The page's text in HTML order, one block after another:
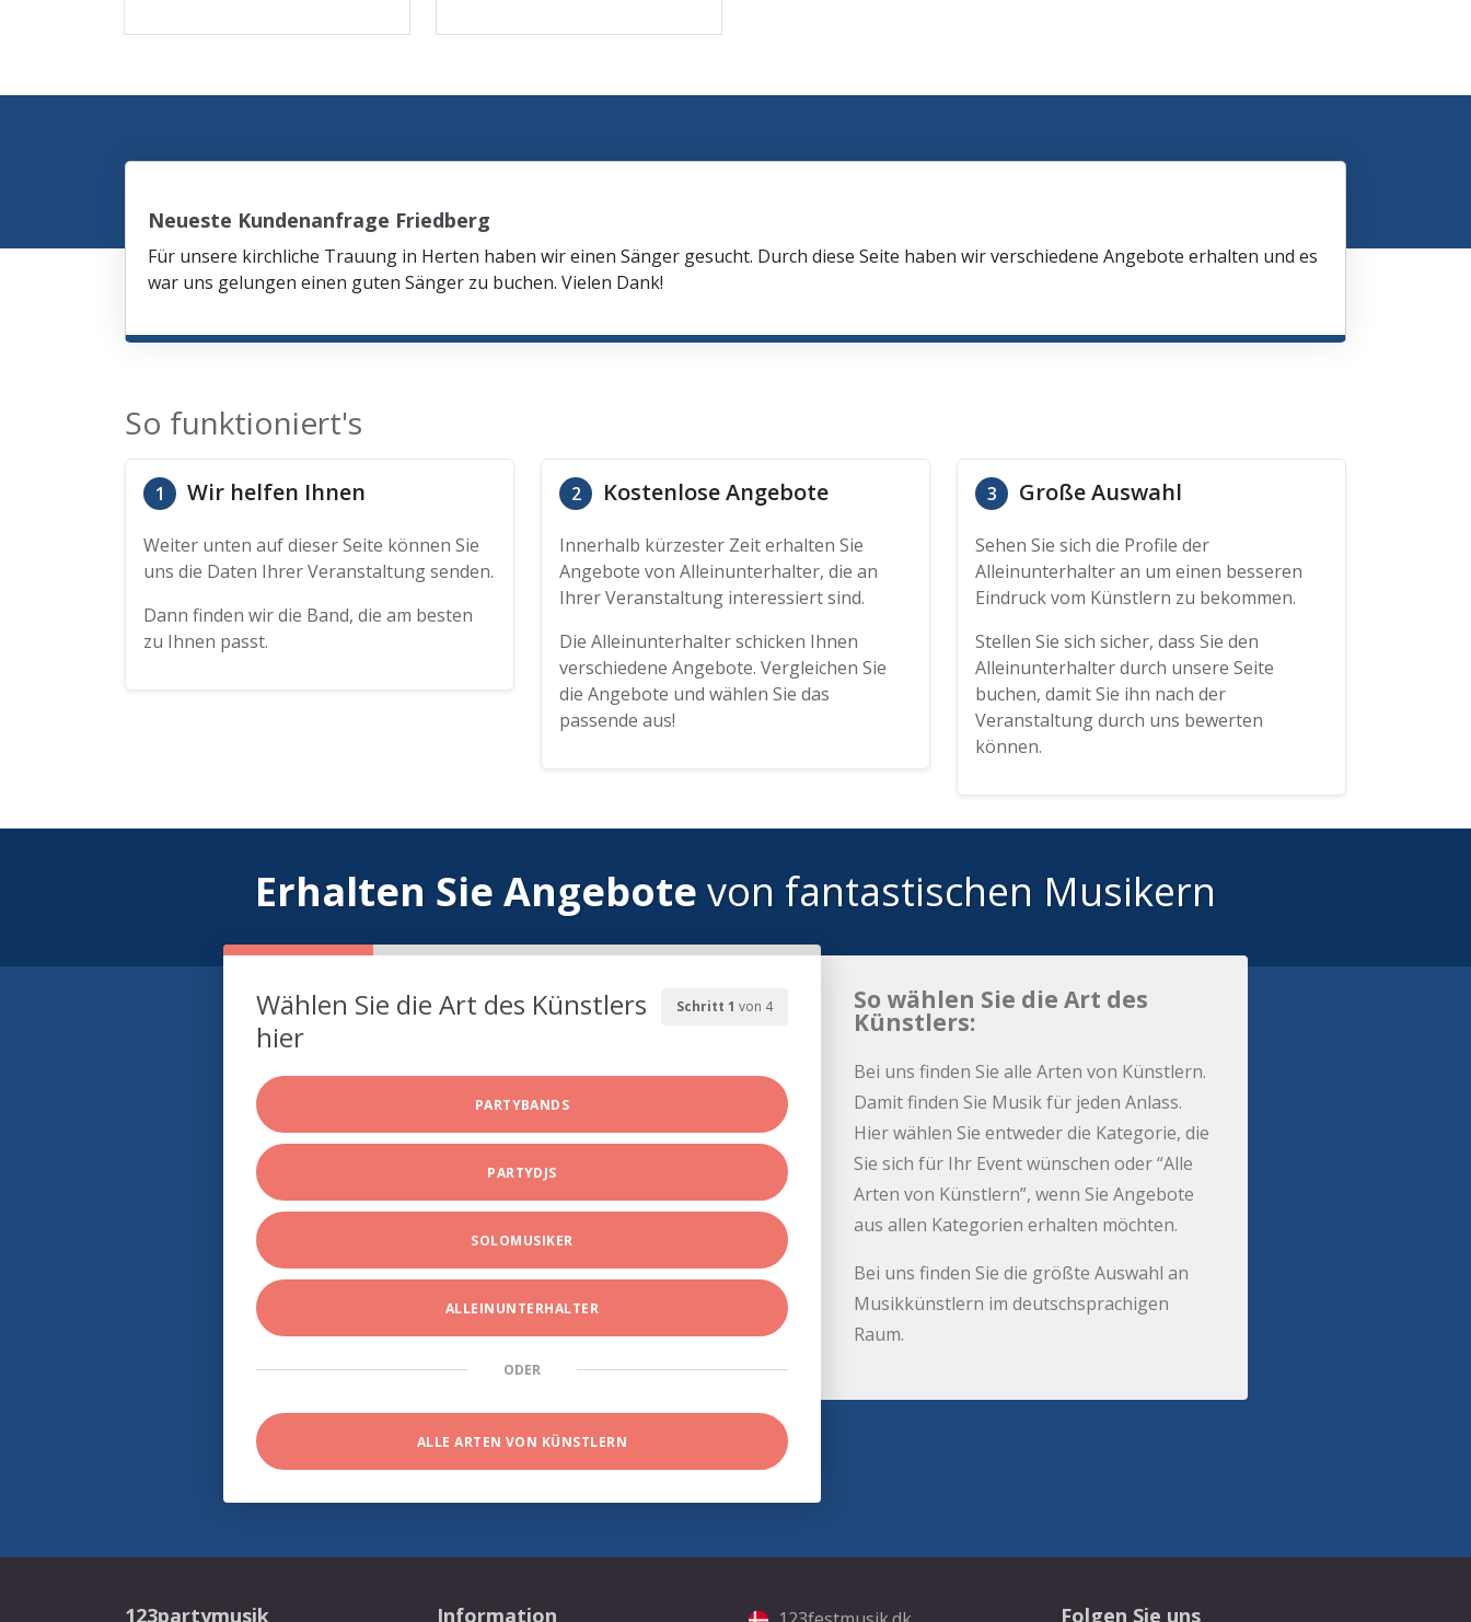
Neueste Kundenanfrage Friedberg
Für unsere kirchliche Trauung in Herten haben wir einen Sänger gesucht. Durch diese Seite haben wir verschiedene Angebote erhalten und es
war uns gelungen einen guten Sänger zu buchen. Vielen Dank!
So funktioniert's
1 Wir helfen Ihnen
Weiter unten auf dieser Seite können Sie
uns die Daten Ihrer Veranstaltung senden.
Dann finden wir die Band, die am besten
zu Ihnen passt.
2 Kostenlose Angebote
Innerhalb kürzester Zeit erhalten Sie
Angebote von Alleinunterhalter, die an
Ihrer Veranstaltung interessiert sind.
Die Alleinunterhalter schicken Ihnen
verschiedene Angebote. Vergleichen Sie
die Angebote und wählen Sie das
passende aus!
3 Große Auswahl
Sehen Sie sich die Profile der
Alleinunterhalter an um einen besseren
Eindruck vom Künstlern zu bekommen.
Stellen Sie sich sicher, dass Sie den
Alleinunterhalter durch unsere Seite
buchen, damit Sie ihn nach der
Veranstaltung durch uns bewerten
können.
Erhalten Sie Angebote von fantastischen Musikern
Schritt 1 von 4
Wählen Sie die Art des Künstlers
hier
PARTYBANDS
PARTYDJS
SOLOMUSIKER
ALLEINUNTERHALTER
ODER
ALLE ARTEN VON KÜNSTLERN
So wählen Sie die Art des
Künstlers:
Bei uns finden Sie alle Arten von Künstlern.
Damit finden Sie Musik für jeden Anlass.
Hier wählen Sie entweder die Kategorie, die
Sie sich für Ihr Event wünschen oder “Alle
Arten von Künstlern”, wenn Sie Angebote
aus allen Kategorien erhalten möchten.
Bei uns finden Sie die größte Auswahl an
Musikkünstlern im deutschsprachigen
Raum.
123partymusik Information Folgen Sie uns